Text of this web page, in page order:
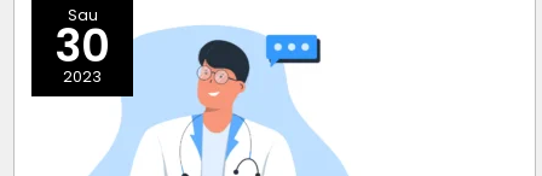
sutaupyti
laiko
Sau
30
2023